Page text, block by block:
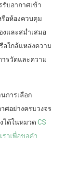
บอากาศเข้า
อห้องควบคุม
งและสม่ำเสมอ
อใกล้แหล่งความ
ารวัดและความ
การเลือก
อย่างครบวงจร
ได้ในหมวด CS
ราเพื่อขอคำ